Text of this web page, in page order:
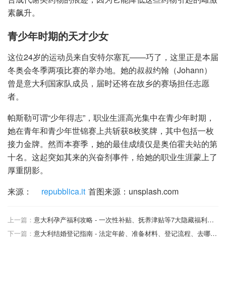
素飙升。
青少年时期的天才少女
这位24岁的运动员来自安特尔塞瓦——巧了，这里正是本届
冬奥会冬季两项比赛的举办地。她的叔叔约翰（Johann）
曾是意大利国家队成员，届时还将在故乡的赛场担任志愿
者。
帕斯勒可谓“少年得志”，职业生涯高光集中在青少年时期，
她在青年和青少年世锦赛上共斩获8枚奖牌，其中包括一枚
接力金牌。然而本赛季，她的最佳成绩仅是奥伯霍夫站的第
十名。这起突如其来的兴奋剂事件，给她的职业生涯蒙上了
厚重阴影。
来源：
repubblica.it 首图来源：unsplash.com
上一篇：
意大利孕产福利攻略 - 一次性补贴、抚养津贴等7大隐藏福利！符合条件一年可拿近万欧！
下一篇：
意大利结婚登记指南 - 法定年龄、准备材料、登记流程、去哪里办理，结婚手续全解！